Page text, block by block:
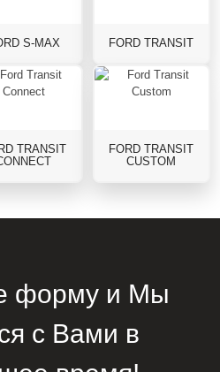
S-MAX FORD TRANSIT
TRANSIT
FORD TRANSIT
CUSTOM
форму и Мы
с Вами в